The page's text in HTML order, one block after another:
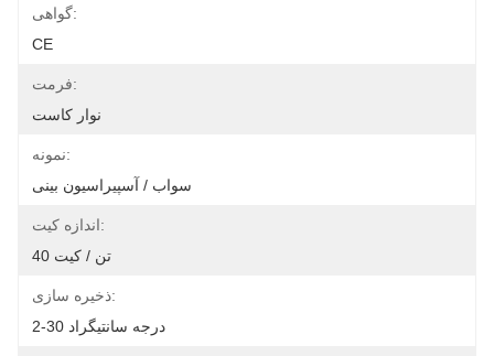
گواهی:
CE
فرمت:
نوار کاست
نمونه:
سواب / آسپیراسیون بینی
اندازه کیت:
40 تن / کیت
ذخیره سازی:
2-30 درجه سانتیگراد